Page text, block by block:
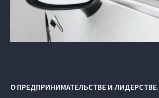
О ПРЕДПРИНИМАТЕЛЬСТВЕ И ЛИДЕРСТВЕ.